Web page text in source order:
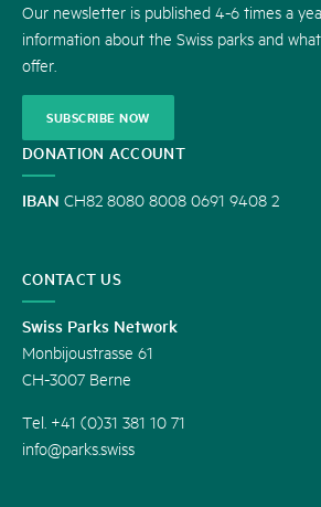
Our newsletter is published 4-6 times a
information about the Swiss parks and
offer.
SUBSCRIBE NOW
DONATION ACCOUNT
IBAN CH82 8080 8008 0691 9408 2
CONTACT US
Swiss Parks Network
Monbijoustrasse 61
CH-3007 Berne
Tel. +41 (0)31 381 10 71
info@parks.swiss